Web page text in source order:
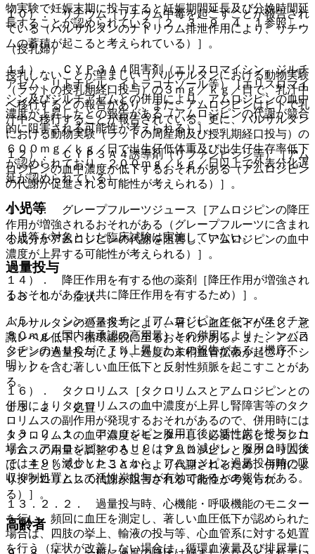
物実験で妊娠末期に投与すると妊娠期間延長及び分娩時間延
長することが認められている〔２．３、９．４．１参照〕。
（授乳婦）
授乳しないことが望ましい（バルサルタンにおける動物実験
（ラットの授乳期経口投与）の３ｍｇ／ｋｇ／日で、乳汁中
へ移行するとの報告があり、また、アムロジピンはヒトで乳
汁中へ移行することが報告されている。更に、バルサルタン
における動物実験（ラットの周産期及び授乳期経口投与）の
６００ｍｇ／ｋｇ／日で出生仔低体重及び出生仔生存率低下
が認められており、２００ｍｇ／ｋｇ／日以上で外表分化遅
延が認められている）。
小児等
小児等を対象とした臨床試験は実施していない。
過量投与
１３．１． 症状
バルサルタンの過量投与により、著しい血圧低下が生じ、意
識レベル低下、循環虚脱に至るおそれがある。また、アムロ
ジピンの過量投与により、過度の末梢血管拡張が起こり、シ
ョックを含む著しい血圧低下と反射性頻脈を起こすことがあ
る。
１３．２． 処置
１３．２．１． アムロジピン服用直後に活性炭を投与した
場合、アムロジピンのＡＵＣは９９％減少し、服用２時間後
では４９％減少したことから、アムロジピン過量投与時の吸
収抑制処置として活性炭投与が有効であるとの報告がある。
１３．２．２． 過量投与時、心機能・呼吸機能のモニター
を行い、頻回に血圧を測定し、著しい血圧低下が認められた
場合は、四肢の挙上、輸液の投与等、心血管系に対する処置
を行う（症状が改善しない場合は、循環血液量及び排尿量に
１０）． リチウム［リチウム中毒を起こすことが報告され
ている（バルサルタンのナトリウム排泄作用により、リチウ
ムの蓄積が起こると考えられている）］。
１１）． ＣＹＰ３Ａ４阻害剤（エリスロマイシン、ジルチ
アゼム、リトナビル、イトラコナゾール等）［エリスロマイ
シン及びジルチアゼムとの併用により、アムロジピンの血中
濃度が上昇したとの報告がある（アムロジピンの代謝が競合
的に阻害される可能性が考えられる）］。
１２）． ＣＹＰ３Ａ４誘導剤（リファンピシン等）［アム
ロジピンの血中濃度が低下するおそれがある（アムロジピン
の代謝が促進される可能性が考えられる）］。
１３）． グレープフルーツジュース［アムロジピンの降圧
作用が増強されるおそれがある（グレープフルーツに含まれ
る成分がアムロジピンの代謝を阻害し、アムロジピンの血中
濃度が上昇する可能性が考えられる）］。
１４）． 降圧作用を有する他の薬剤［降圧作用が増強され
るおそれがある（共に降圧作用を有するため）］。
１５）． シンバスタチン［アムロジピンとシンバスタチン
８０ｍｇ（国内未承認の高用量）との併用により、シンバス
タチンのＡＵＣが７７％上昇したとの報告がある（機序不
明）］。
１６）． タクロリムス［タクロリムスとアムロジピンとの
併用によりタクロリムスの血中濃度が上昇し腎障害等のタク
ロリムスの副作用が発現するおそれがあるので、併用時には
タクロリムスの血中濃度をモニターし、必要に応じてタクロ
リムスの用量を調整すること（アムロジピンとタクロリムス
は、主としてＣＹＰ３Ａ４により代謝されるため、併用によ
りタクロリムスの代謝が阻害される可能性が考えられ
る）］。
高齢者